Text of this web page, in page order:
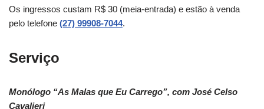
Os ingressos custam R$ 30 (meia-entrada) e estão à venda
pelo telefone (27) 99908-7044.
Serviço
Monólogo “As Malas que Eu Carrego”, com José Celso
Cavalieri